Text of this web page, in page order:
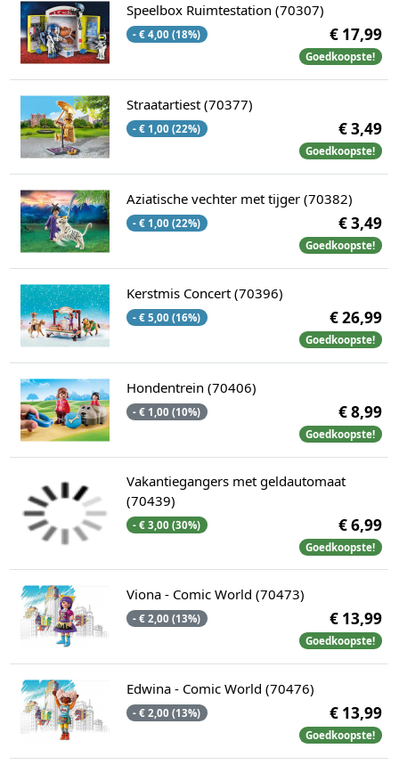
Speelbox Ruimtestation (70307)
- € 4,00 (18%) € 17,99
Goedkoopste!
Straatartiest (70377)
- € 1,00 (22%) € 3,49
Goedkoopste!
Aziatische vechter met tijger (70382)
- € 1,00 (22%) € 3,49
Goedkoopste!
Kerstmis Concert (70396)
- € 5,00 (16%) € 26,99
Goedkoopste!
Hondentrein (70406)
- € 1,00 (10%) € 8,99
Goedkoopste!
Vakantiegangers met geldautomaat
(70439)
- € 3,00 (30%) € 6,99
Goedkoopste!
Viona - Comic World (70473)
- € 2,00 (13%) € 13,99
Goedkoopste!
Edwina - Comic World (70476)
- € 2,00 (13%) € 13,99
Goedkoopste!